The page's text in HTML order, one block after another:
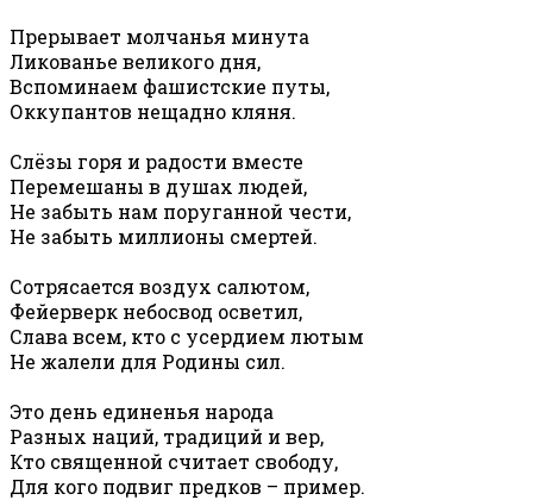
Прерывает молчанья минута
Ликованье великого дня,
Вспоминаем фашистские путы,
Оккупантов нещадно кляня.
Слёзы горя и радости вместе
Перемешаны в душах людей,
Не забыть нам поруганной чести,
Не забыть миллионы смертей.
Сотрясается воздух салютом,
Фейерверк небосвод осветил,
Слава всем, кто с усердием лютым
Не жалели для Родины сил.
Это день единенья народа
Разных наций, традиций и вер,
Кто священной считает свободу,
Для кого подвиг предков – пример.